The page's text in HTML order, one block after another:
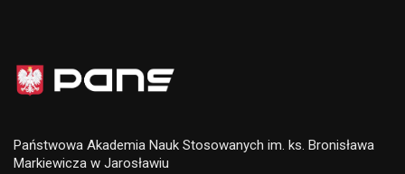
Państwowa Akademia Nauk Stosowanych im. ks. Bronisława
Markiewicza w Jarosławiu